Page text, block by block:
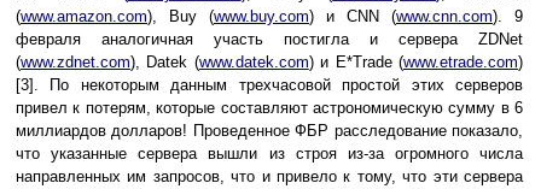
(www.amazon.com), Buy (www.buy.com) и CNN (www.cnn.com). 9
февраля аналогичная участь постигла и сервера ZDNet
(www.zdnet.com), Datek (www.datek.com) и E*Trade (www.etrade.com)
[3]. По некоторым данным трехчасовой простой этих серверов
привел к потерям, которые составляют астрономическую сумму в 6
миллиардов долларов! Проведенное ФБР расследование показало,
что указанные сервера вышли из строя из-за огромного числа
направленных им запросов, что и привело к тому, что эти сервера